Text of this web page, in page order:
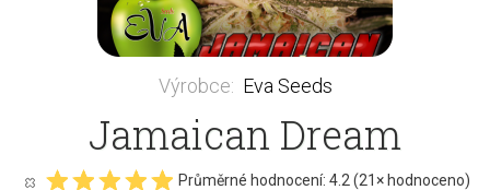
Výrobce: Eva Seeds
Jamaican Dream
Průměrné hodnocení: 4.2 (21× hodnoceno)